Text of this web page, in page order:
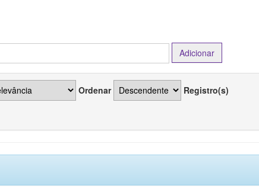
Ordenar Registro(s)